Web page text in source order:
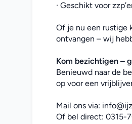
· Geschikt voor
Of je nu een rustige
ontvangen – wij
Kom bezichtigen –
Benieuwd naar de
op voor een
Mail ons via:
Of bel direct: 0315-